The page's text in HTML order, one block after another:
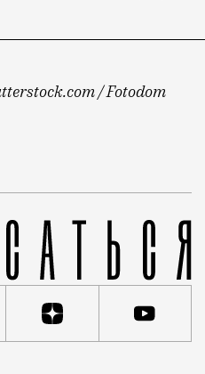
/ Fotodom
где всю стройку могут